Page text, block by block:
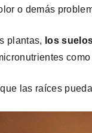
o demás
plantas, los
las raíces